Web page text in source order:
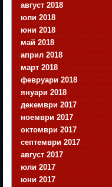
август 2018
юли 2018
юни 2018
май 2018
април 2018
март 2018
февруари 2018
януари 2018
декември 2017
ноември 2017
октомври 2017
септември 2017
август 2017
юли 2017
юни 2017